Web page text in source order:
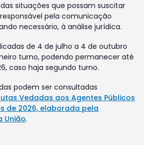
situações que possam suscitar
pela comunicação
necessário, à análise jurídica.
de 4 de julho a 4 de outubro
turno, podendo permanecer até
caso haja segundo turno.
podem ser consultadas
Vedadas aos Agentes Públicos
de 2026, elaborada pela
União.